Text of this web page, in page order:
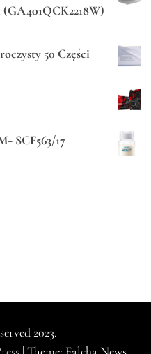
(GA401QCK2218W)
50 Części
SCF563/17
2023.
| Theme: Falcha News